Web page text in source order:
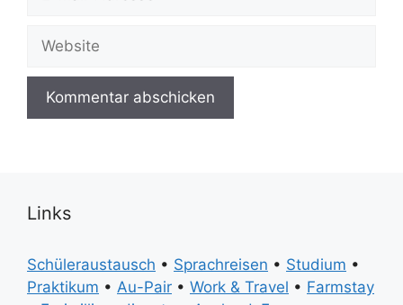
Website
Links
Schüleraustausch • Sprachreisen • Studium •
Praktikum • Au-Pair • Work & Travel • Farmstay